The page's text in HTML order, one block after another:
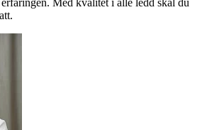
Med kvalitet i alle ledd skal du